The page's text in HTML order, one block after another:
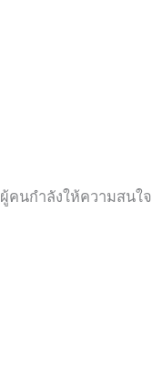
ผู้คนกำลังให้ความสนใจ